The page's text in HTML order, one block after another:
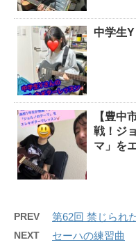
中学生
【豊中
戦！ジ
マ」を
PREV 第62回 禁じられ
NEXT セーハの練習曲